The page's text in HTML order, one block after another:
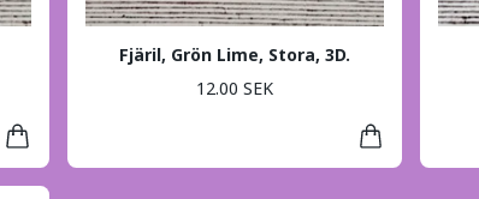
Fjäril, Grön Lime, Stora, 3D.
12.00 SEK